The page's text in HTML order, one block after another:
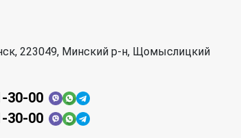
223049, Минский р-н, Щомыслицкий
30-00
30-00